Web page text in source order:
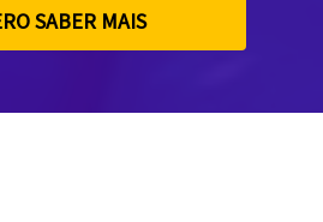
SABER MAIS